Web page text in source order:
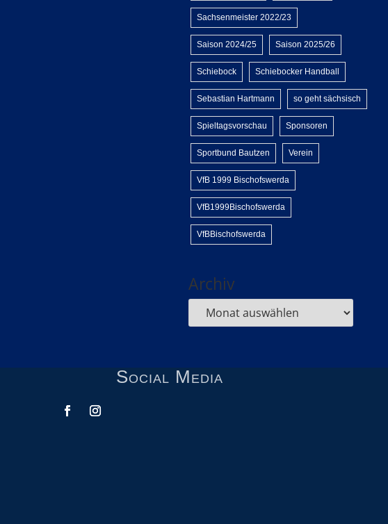
Sachsenmeister 2022/23
Saison 2024/25 Saison 2025/26
Schiebock Schiebocker Handball
Sebastian Hartmann so geht sächsisch
Spieltagsvorschau Sponsoren
Sportbund Bautzen Verein
VfB 1999 Bischofswerda
VfB1999Bischofswerda
VfBBischofswerda
Archiv
Social Media